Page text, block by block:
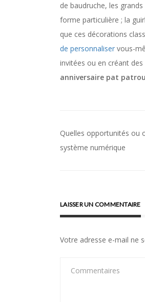
de baudruche, les
forme particulière ; la
que ces décorations
de personnaliser vous-
invitées ou en créant
anniversaire pat
Navigation
Quelles opportunités ou
système numérique
LAISSER UN COMMENTAIRE
Votre adresse e-mail ne